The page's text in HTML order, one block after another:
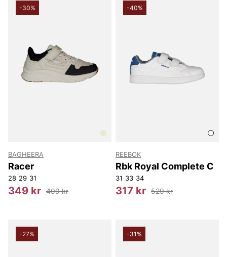
-30%
BAGHEERA
Racer
28 29 31
349 kr 499 kr
-40%
REEBOK
Rbk Royal Complete C
31 33 34
317 kr 529 kr
-27% -31%